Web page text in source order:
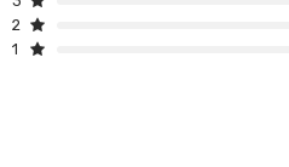
2
1